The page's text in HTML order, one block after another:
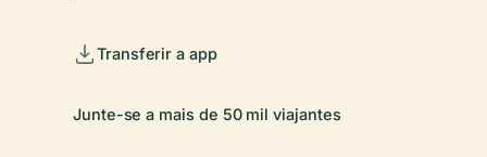
Transferir a app
Junte-se a mais de 50 mil viajantes